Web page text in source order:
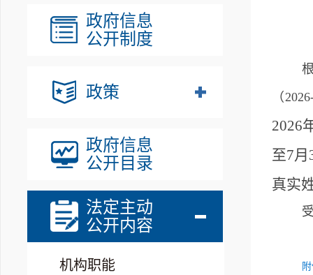
政府信息
公开制度
政策
政府信息
公开目录
法定主动
公开内容
机构职能
（
2026
至7
真实